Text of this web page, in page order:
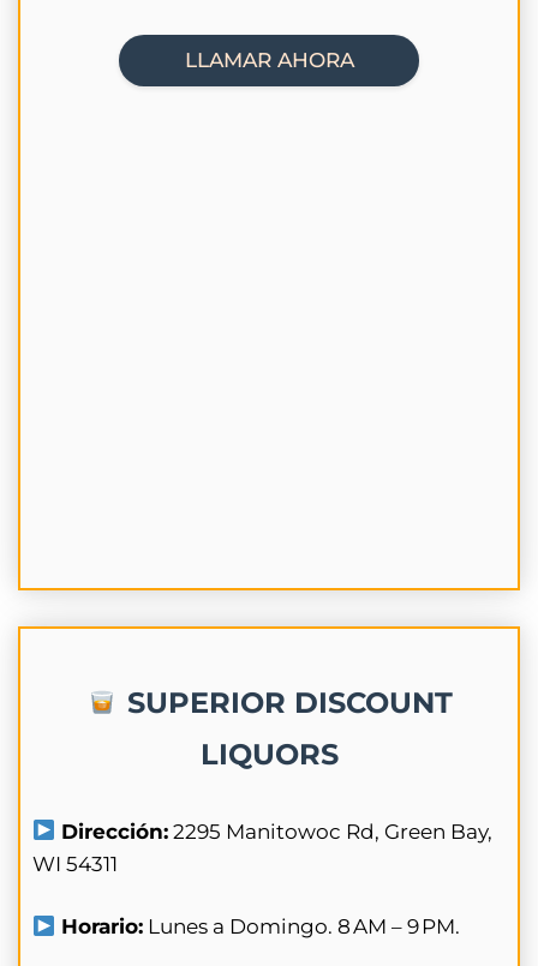
LLAMAR AHORA
SUPERIOR DISCOUNT
LIQUORS
Dirección: 2295 Manitowoc Rd, Green Bay,
WI 54311
Horario: Lunes a Domingo. 8 AM – 9 PM.